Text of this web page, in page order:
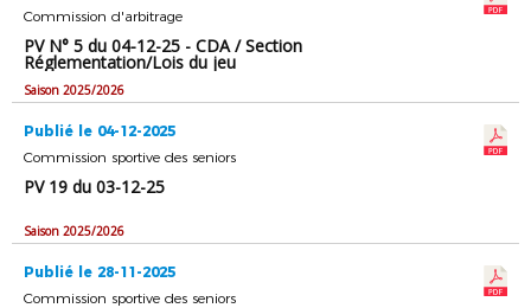
Commission d'arbitrage
PV N° 5 du 04-12-25 - CDA / Section
Réglementation/Lois du jeu
Saison 2025/2026
Publié le 04-12-2025
Commission sportive des seniors
PV 19 du 03-12-25
Saison 2025/2026
Publié le 28-11-2025
Commission sportive des seniors